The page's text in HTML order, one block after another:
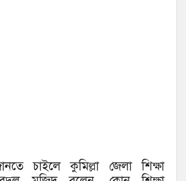
চাইলে কুমিল্লা জেলা শিক্ষা